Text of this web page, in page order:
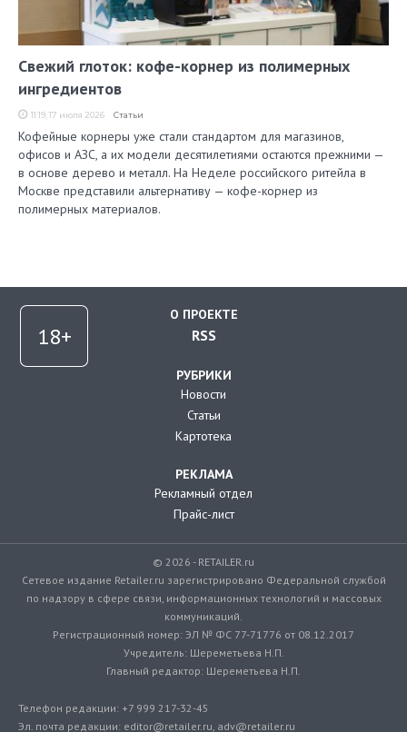
Свежий глоток: кофе-корнер из полимерных
ингредиентов
11:19, 17 июля 2026 Статьи
Кофейные корнеры уже стали стандартом для магазинов,
офисов и АЗС, а их модели десятилетиями остаются прежними —
в основе дерево и металл. На Неделе российского ритейла в
Москве представили альтернативу — кофе-корнер из
полимерных материалов.
О ПРОЕКТЕ
RSS
РУБРИКИ
Новости
Статьи
Картотека
РЕКЛАМА
Рекламный отдел
Прайс-лист
© 2026 - RETAILER.ru
Сетевое издание Retailer.ru зарегистрировано Федеральной службой
по надзору в сфере связи, информационных технологий и массовых
коммуникаций.
Регистрационный номер: ЭЛ № ФС 77-71776 от 08.12.2017
Учредитель: Шереметьева Н.П.
Главный редактор: Шереметьева Н.П.
Телефон редакции: +7 999 217-32-45
Эл. почта редакции: editor@retailer.ru, adv@retailer.ru